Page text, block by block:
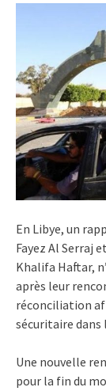
En Libye, un
Fayez Al Serraj
Khalifa Haftar,
après leur
réconciliation
sécuritaire dans
Une nouvelle
pour la fin du